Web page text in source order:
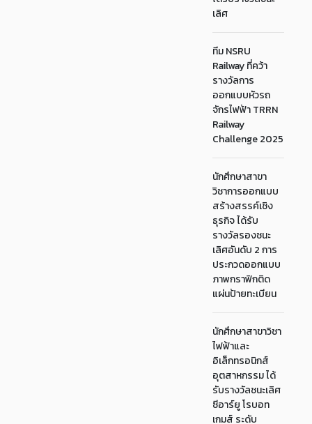
เลิศ
ทีม NSRU
Railway ที่คว้า
รางวัลการ
ออกแบบหัวรถ
จักรไฟฟ้า TRRN
Railway
Challenge 2025
นักศึกษาสาขา
วิชาการออกแบบ
สร้างสรรค์เชิง
ธุรกิจ ได้รับ
รางวัลรองชนะ
เลิศอันดับ 2 การ
ประกวดออกแบบ
ภาพกราฟิกติด
แผ่นป้ายทะเบียน
นักศึกษาสาขาวิชา
ไฟฟ้าและ
อิเล็กทรอนิกส์
อุตสาหกรรม ได้
รับรางวัลชนะเลิศ
ซีอาร์ยู โรบอท
เกมส์ ระดับ